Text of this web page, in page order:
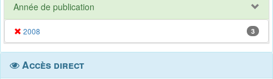
Année de publication
2008 3
Accès direct